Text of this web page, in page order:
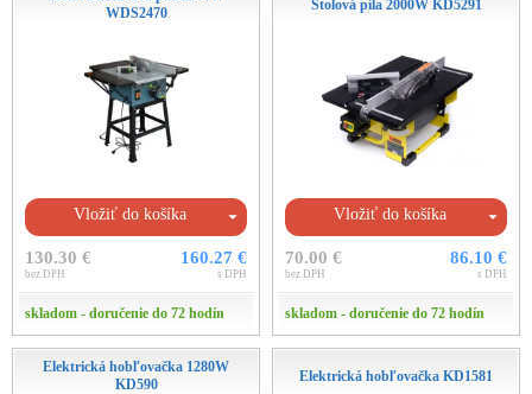
WDS2470
Vložiť do košíka
130.30 €
bez DPH
160.27 €
s DPH
skladom - doručenie do 72 hodín
Stolová píla 2000W KD5291
Vložiť do košíka
70.00 €
bez DPH
86.10 €
s DPH
skladom - doručenie do 72 hodín
Elektrická hobľovačka 1280W
KD590
Elektrická hobľovačka KD1581